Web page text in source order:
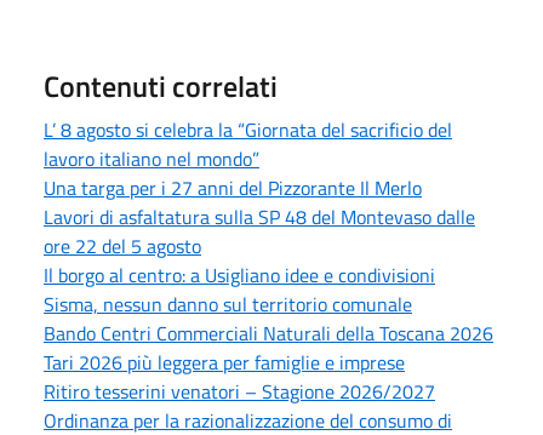
Contenuti correlati
L’ 8 agosto si celebra la “Giornata del sacrificio del
lavoro italiano nel mondo”
Una targa per i 27 anni del Pizzorante Il Merlo
Lavori di asfaltatura sulla SP 48 del Montevaso dalle
ore 22 del 5 agosto
Il borgo al centro: a Usigliano idee e condivisioni
Sisma, nessun danno sul territorio comunale
Bando Centri Commerciali Naturali della Toscana 2026
Tari 2026 più leggera per famiglie e imprese
Ritiro tesserini venatori – Stagione 2026/2027
Ordinanza per la razionalizzazione del consumo di